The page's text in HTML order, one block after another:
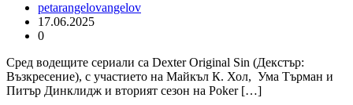
petarangelovangelov
17.06.2025
0
Сред водещите сериали са Dexter Original Sin (Декстър:
Възкресение), с участието на Майкъл К. Хол, Ума Търман и
Питър Динклидж и вторият сезон на Poker […]